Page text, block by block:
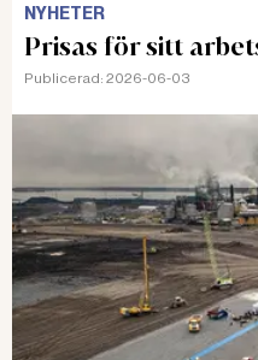
NYHETER
Prisas för sitt
Publicerad: 2026-06-03